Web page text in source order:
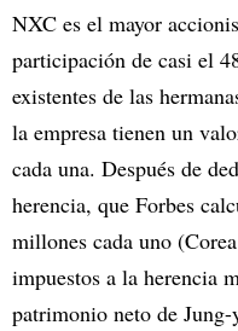
NXC es el mayor
participación de casi el
existentes de las
la empresa tienen un
cada una. Después de
herencia, que Forbes
millones cada uno
impuestos a la herencia
patrimonio neto de